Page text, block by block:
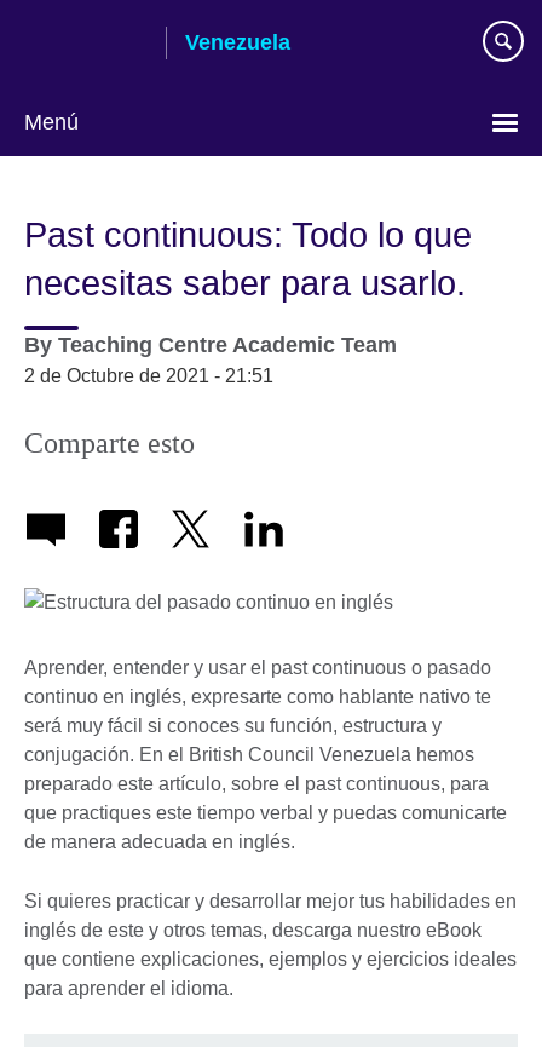
Venezuela
Menú
idioma
Past continuous: Todo lo que
necesitas saber para usarlo.
By Teaching Centre Academic Team
2 de Octubre de 2021 - 21:51
Comparte esto
Aprender, entender y usar el past continuous o pasado
continuo en inglés, expresarte como hablante nativo te
será muy fácil si conoces su función, estructura y
conjugación. En el British Council Venezuela hemos
preparado este artículo, sobre el past continuous, para
que practiques este tiempo verbal y puedas comunicarte
de manera adecuada en inglés.
Si quieres practicar y desarrollar mejor tus habilidades en
inglés de este y otros temas, descarga nuestro eBook
que contiene explicaciones, ejemplos y ejercicios ideales
para aprender el idioma.